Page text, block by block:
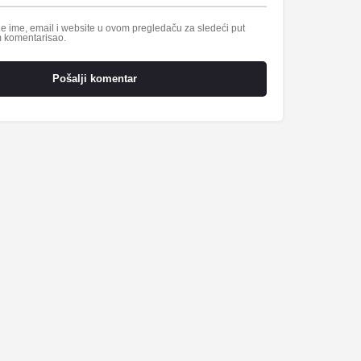
ime, email i website u ovom pregledaču za sledeći put
Pošalji komentar